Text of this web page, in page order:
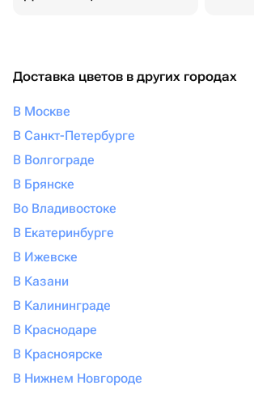
Доставка цветов в других городах
В Москве
В Санкт-Петербурге
В Волгограде
В Брянске
Во Владивостоке
В Екатеринбурге
В Ижевске
В Казани
В Калининграде
В Краснодаре
В Красноярске
В Нижнем Новгороде